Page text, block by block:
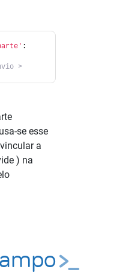
>
se esse
a
) na